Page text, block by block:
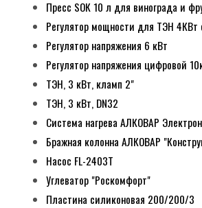
Пресс SОК 10 л для винограда и
Регулятор мощности для ТЭН 4КВт
Регулятор напряжения 6 кВт
Регулятор напряжения цифровой
ТЭН, 3 кВт, кламп 2"
ТЭН, 3 кВт, DN32
Система нагрева АЛКОВАР
Бражная колонна АЛКОВАР
Насос FL-2403T
Углеватор "Роскомфорт"
Пластина силиконовая 200/200/3